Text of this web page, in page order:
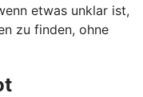
etwas unklar ist,
zu finden, ohne